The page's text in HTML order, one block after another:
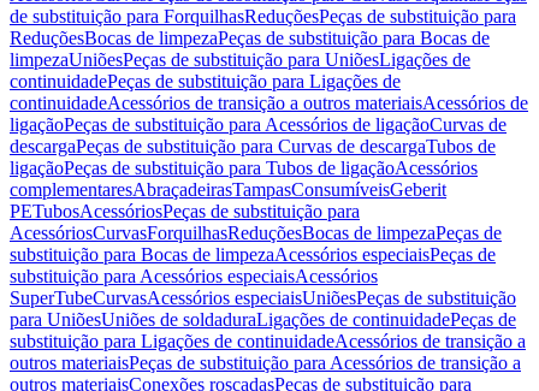
de substituição para ForquilhasReduçõesPeças de substituição para
ReduçõesBocas de limpezaPeças de substituição para Bocas de
limpezaUniõesPeças de substituição para UniõesLigações de
continuidadePeças de substituição para Ligações de
continuidadeAcessórios de transição a outros materiaisAcessórios de
ligaçãoPeças de substituição para Acessórios de ligaçãoCurvas de
descargaPeças de substituição para Curvas de descargaTubos de
ligaçãoPeças de substituição para Tubos de ligaçãoAcessórios
complementaresAbraçadeirasTampasConsumíveisGeberit
PETubosAcessóriosPeças de substituição para
AcessóriosCurvasForquilhasReduçõesBocas de limpezaPeças de
substituição para Bocas de limpezaAcessórios especiaisPeças de
substituição para Acessórios especiaisAcessórios
SuperTubeCurvasAcessórios especiaisUniõesPeças de substituição
para UniõesUniões de soldaduraLigações de continuidadePeças de
substituição para Ligações de continuidadeAcessórios de transição a
outros materiaisPeças de substituição para Acessórios de transição a
outros materiaisConexões roscadasPeças de substituição para